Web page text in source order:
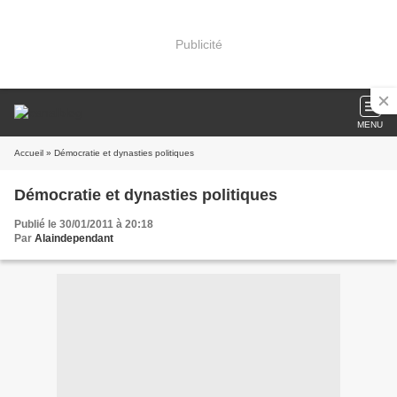
Publicité
MENU
Accueil » Démocratie et dynasties politiques
Démocratie et dynasties politiques
Publié le 30/01/2011 à 20:18
Par Alaindependant